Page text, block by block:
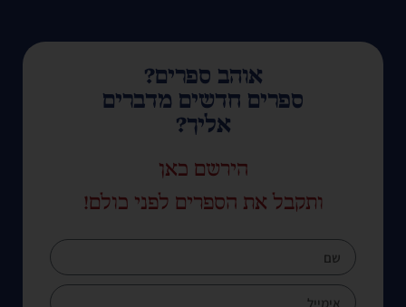
אוהב ספרים?
ספרים חדשים מדברים
אליך?
הירשם כאן
ותקבל את הספרים לפני כולם!